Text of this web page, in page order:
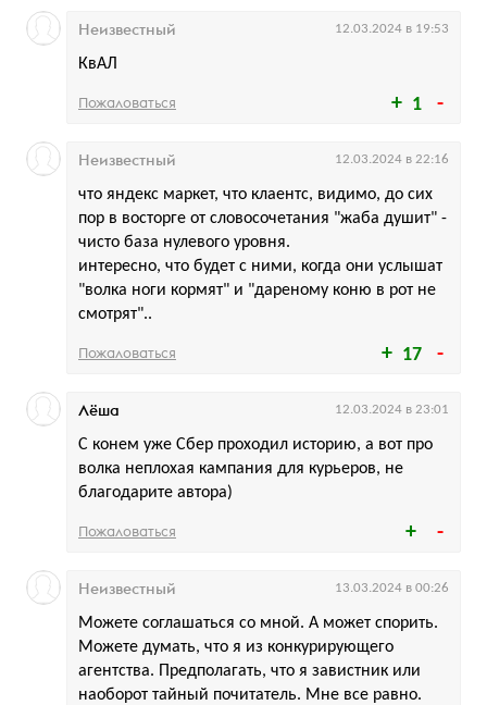
1
КвАЛ
Неизвестный 12.03.2024 в 19:53
Пожаловаться
17
что яндекс маркет, что клаентс, видимо, до сих
пор в восторге от словосочетания "жаба душит" -
чисто база нулевого уровня.
интересно, что будет с ними, когда они услышат
"волка ноги кормят" и "дареному коню в рот не
смотрят"..
Неизвестный 12.03.2024 в 22:16
Пожаловаться
С конем уже Сбер проходил историю, а вот про
волка неплохая кампания для курьеров, не
благодарите автора)
Лёша 12.03.2024 в 23:01
Пожаловаться
Можете соглашаться со мной. А может спорить.
Можете думать, что я из конкурирующего
агентства. Предполагать, что я завистник или
наоборот тайный почитатель. Мне все равно.
Неизвестный 13.03.2024 в 00:26